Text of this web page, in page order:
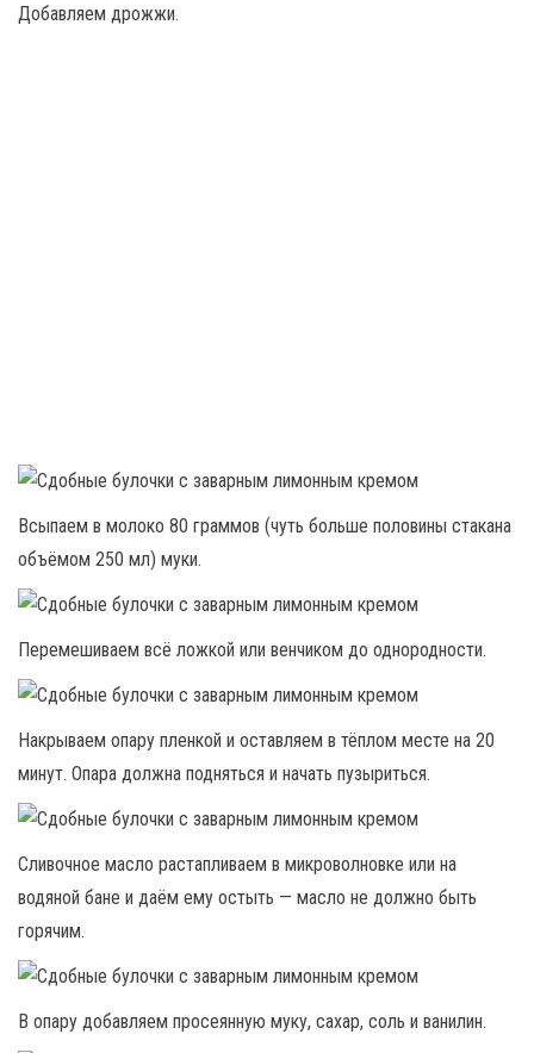
Добавляем дрожжи.
Всыпаем в молоко 80 граммов (чуть больше половины стакана
объёмом 250 мл) муки.
Перемешиваем всё ложкой или венчиком до однородности.
Накрываем опару пленкой и оставляем в тёплом месте на 20
минут. Опара должна подняться и начать пузыриться.
Сливочное масло растапливаем в микроволновке или на
водяной бане и даём ему остыть — масло не должно быть
горячим.
В опару добавляем просеянную муку, сахар, соль и ванилин.